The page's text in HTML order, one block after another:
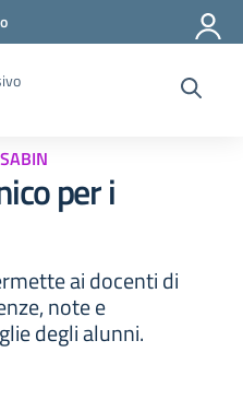
per i
ai docenti di
note e
degli alunni.